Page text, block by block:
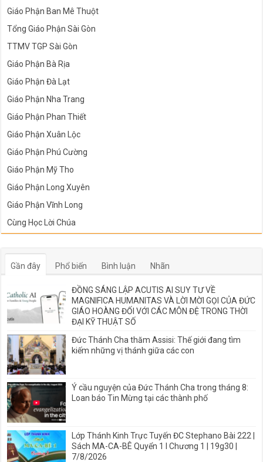
Giáo Phận Ban Mê Thuột
Tổng Giáo Phận Sài Gòn
TTMV TGP Sài Gòn
Giáo Phận Bà Rịa
Giáo Phận Đà Lạt
Giáo Phận Nha Trang
Giáo Phận Phan Thiết
Giáo Phận Xuân Lộc
Giáo Phận Phú Cường
Giáo Phận Mỹ Tho
Giáo Phận Long Xuyên
Giáo Phận Vĩnh Long
Cùng Học Lời Chúa
Gần đây Phổ biến Bình luận Nhãn
ĐỒNG SÁNG LẬP ACUTIS AI SUY TƯ VỀ
MAGNIFICA HUMANITAS VÀ LỜI MỜI GỌI CỦA ĐỨC
GIÁO HOÀNG ĐỐI VỚI CÁC MÔN ĐỆ TRONG THỜI
ĐẠI KỸ THUẬT SỐ
Đức Thánh Cha thăm Assisi: Thế giới đang tìm
kiếm những vị thánh giữa các con
Ý cầu nguyện của Đức Thánh Cha trong tháng 8:
Loan báo Tin Mừng tại các thành phố
Lớp Thánh Kinh Trực Tuyến ĐC Stephano Bài 222 |
Sách MA-CA-BÊ Quyển 1 I Chương 1 | 19g30 |
7/8/2026